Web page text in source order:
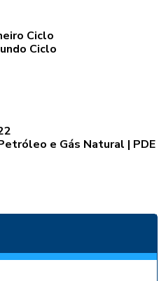
Ciclo
Ciclo
e Gás Natural | PDE